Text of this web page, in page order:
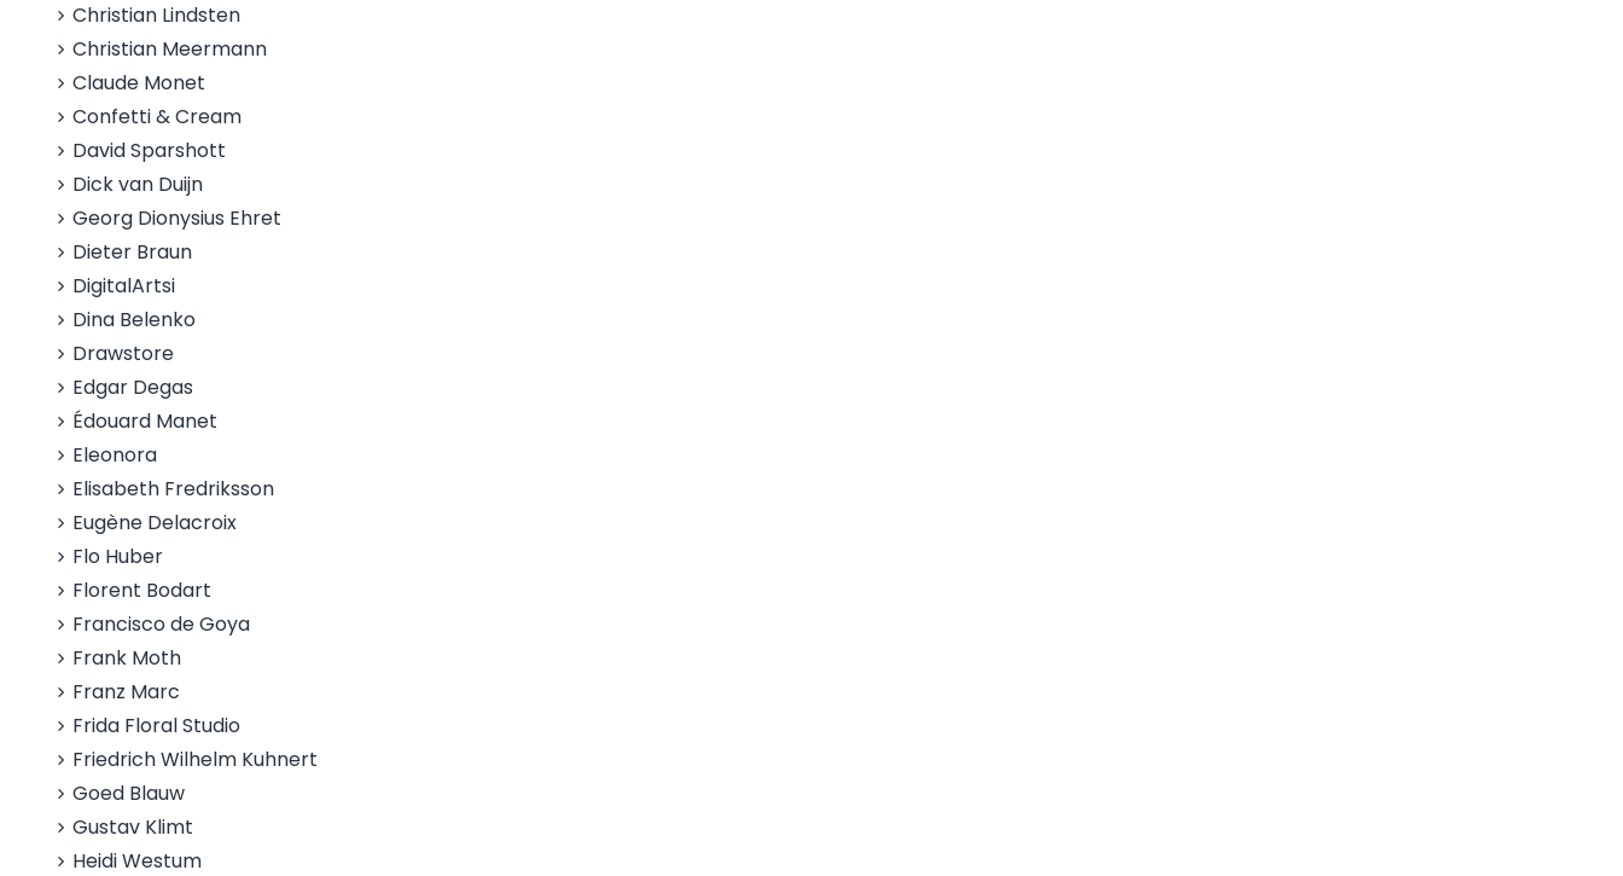
Christian Lindsten
Christian Meermann
Claude Monet
Confetti & Cream
David Sparshott
Dick van Duijn
Georg Dionysius Ehret
Dieter Braun
DigitalArtsi
Dina Belenko
Drawstore
Edgar Degas
Édouard Manet
Eleonora
Elisabeth Fredriksson
Eugène Delacroix
Flo Huber
Florent Bodart
Francisco de Goya
Frank Moth
Franz Marc
Frida Floral Studio
Friedrich Wilhelm Kuhnert
Goed Blauw
Gustav Klimt
Heidi Westum